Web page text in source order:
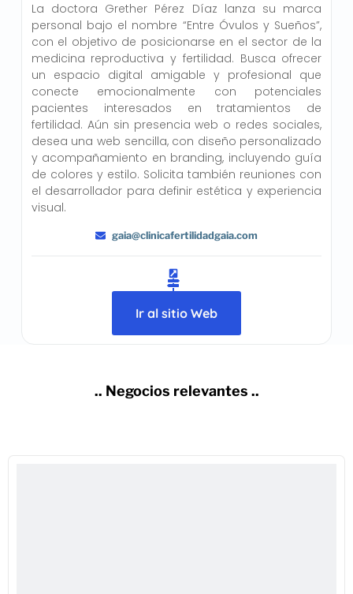
La doctora Grether Pérez Díaz lanza su marca
personal bajo el nombre “Entre Óvulos y Sueños”,
con el objetivo de posicionarse en el sector de la
medicina reproductiva y fertilidad. Busca ofrecer
un espacio digital amigable y profesional que
conecte emocionalmente con potenciales
pacientes interesados en tratamientos de
fertilidad. Aún sin presencia web o redes sociales,
desea una web sencilla, con diseño personalizado
y acompañamiento en branding, incluyendo guía
de colores y estilo. Solicita también reuniones con
el desarrollador para definir estética y experiencia
visual.
gaia@clinicafertilidadgaia.com
Ir al sitio Web
.. Negocios relevantes ..